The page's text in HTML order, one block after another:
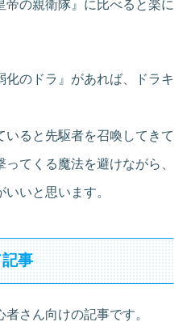
の親衛隊』に比べると楽に
化のドラ』があれば、ドラキ
ると先駆者を召喚してきて
てくる魔法を避けながら、
いと思います。
事
さん向けの記事です。